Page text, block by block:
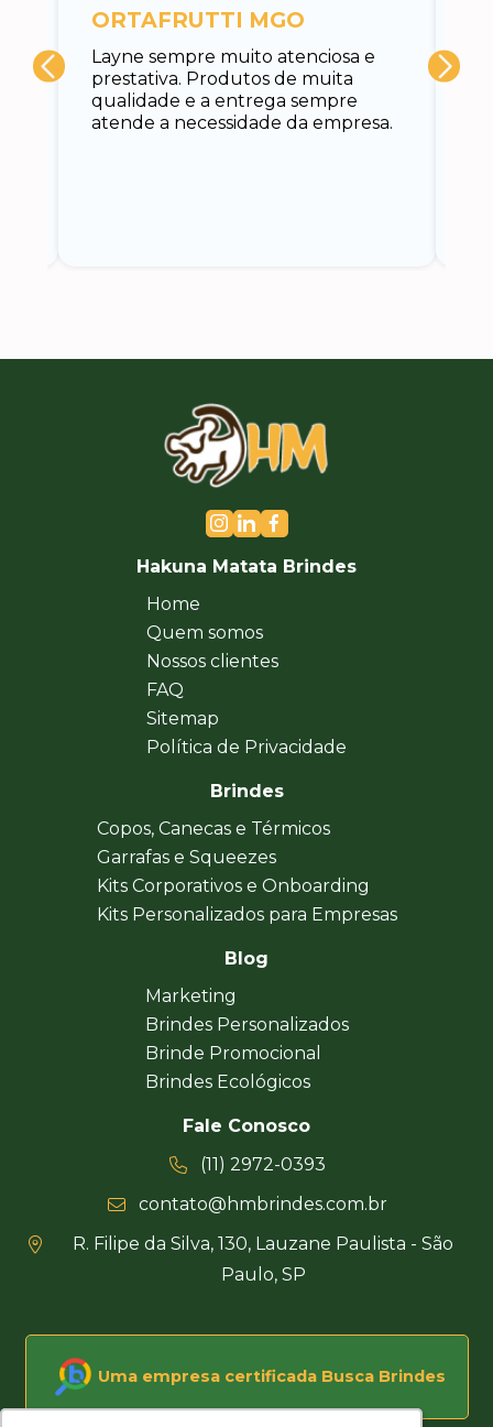
Layne sempre muito atenciosa e
prestativa. Produtos de muita
qualidade e a entrega sempre
atende a necessidade da empresa.
ORTAFRUTTI MGO
Hakuna Matata Brindes
Home
Quem somos
Nossos clientes
FAQ
Sitemap
Política de Privacidade
Brindes
Copos, Canecas e Térmicos
Garrafas e Squeezes
Kits Corporativos e Onboarding
Kits Personalizados para Empresas
Blog
Marketing
Brindes Personalizados
Brinde Promocional
Brindes Ecológicos
Fale Conosco
(11) 2972-0393
contato@hmbrindes.com.br
R. Filipe da Silva, 130, Lauzane Paulista - São
Paulo, SP
Uma empresa certificada Busca Brindes